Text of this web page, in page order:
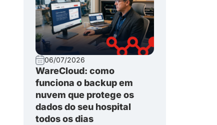
06/07/2026
WareCloud: como
funciona o backup em
nuvem que protege os
dados do seu hospital
todos os dias